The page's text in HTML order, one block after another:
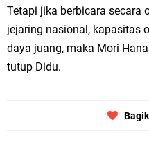
Tetapi jika berbicara secara
jejaring nasional, kapasitas
daya juang, maka Mori
tutup Didu.